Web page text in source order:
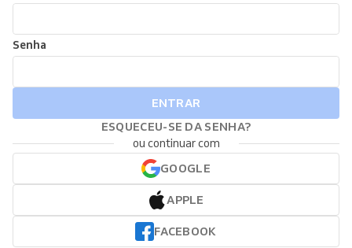
Senha
ENTRAR
ESQUECEU-SE DA SENHA?
ou continuar com
GOOGLE
APPLE
FACEBOOK